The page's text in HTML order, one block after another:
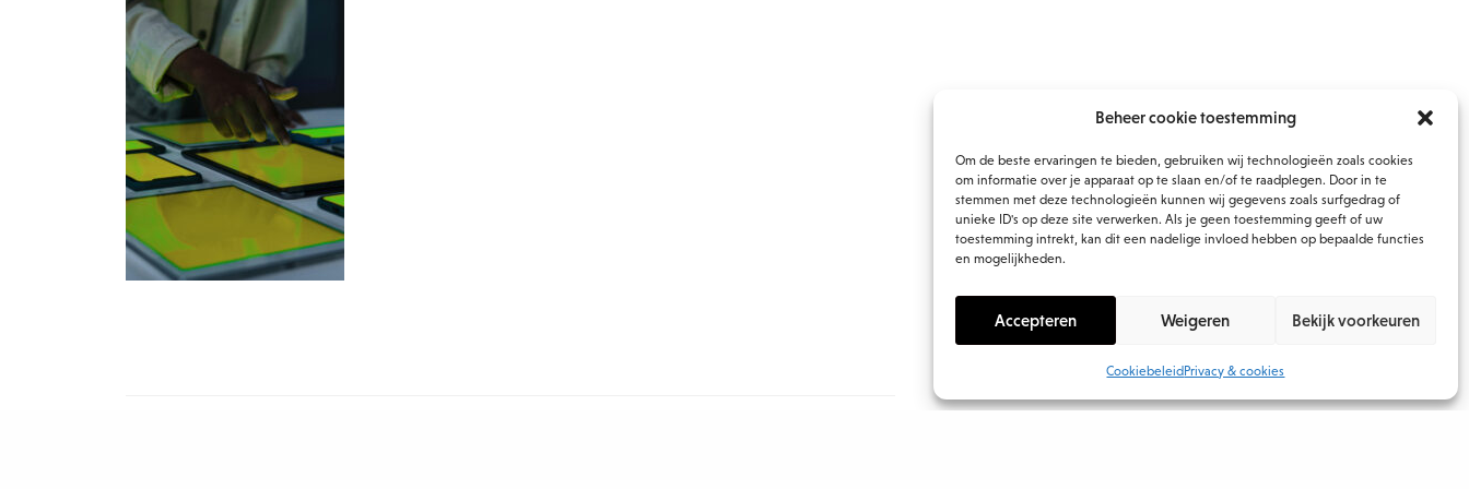
Beheer cookie toestemming
Om de beste ervaringen te bieden, gebruiken wij technologieën zoals cookies
om informatie over je apparaat op te slaan en/of te raadplegen. Door in te
stemmen met deze technologieën kunnen wij gegevens zoals surfgedrag of
unieke ID's op deze site verwerken. Als je geen toestemming geeft of uw
toestemming intrekt, kan dit een nadelige invloed hebben op bepaalde functies
en mogelijkheden.
Accepteren Weigeren Bekijk voorkeuren
Cookiebeleid Privacy & cookies